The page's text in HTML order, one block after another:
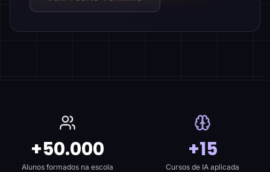
+50.000
Alunos formados na escola
+15
Cursos de IA aplicada